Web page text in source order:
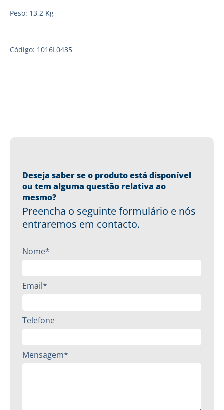
Peso: 13,2 Kg
Código: 1016L0435
Deseja saber se o produto está disponível
ou tem alguma questão relativa ao
mesmo?
Preencha o seguinte formulário e nós
entraremos em contacto.
Nome*
Email*
Telefone
Mensagem*